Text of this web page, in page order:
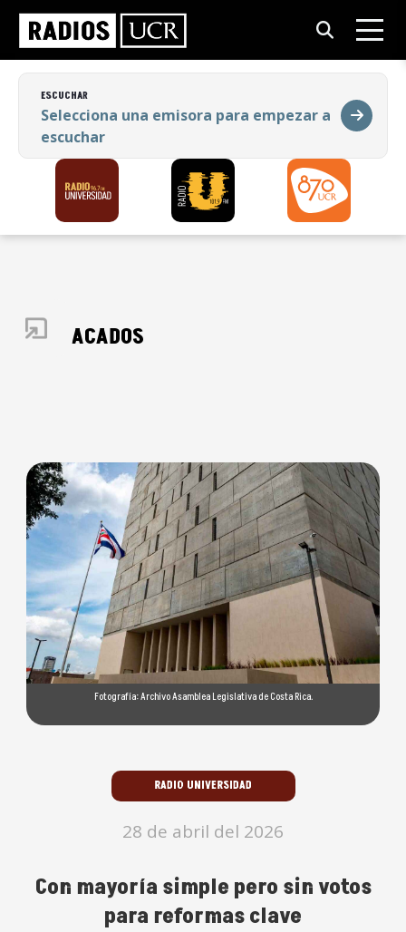
ESCUCHAR
Selecciona una emisora para empezar a
escuchar
ESCUCHAR
Selecciona una emisora para empezar a
escuchar
DESTACADOS
Fotografía: Archivo Asamblea Legislativa de Costa Rica.
RADIO UNIVERSIDAD
28 de abril del 2026
Con mayoría simple pero sin votos
para reformas clave